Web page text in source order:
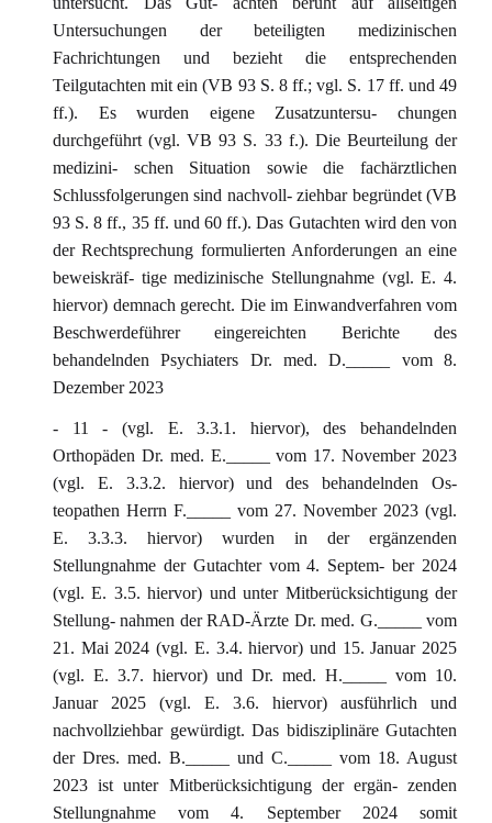
Untersuchungen der beteiligten medizinischen
Fachrichtungen und bezieht die entsprechenden
Teilgutachten mit ein (VB 93 S. 8 ff.; vgl. S. 17 ff. und 49
ff.). Es wurden eigene Zusatzuntersu- chungen
durchgeführt (vgl. VB 93 S. 33 f.). Die Beurteilung der
medizini- schen Situation sowie die fachärztlichen
Schlussfolgerungen sind nachvoll- ziehbar begründet (VB
93 S. 8 ff., 35 ff. und 60 ff.). Das Gutachten wird den von
der Rechtsprechung formulierten Anforderungen an eine
beweiskräf- tige medizinische Stellungnahme (vgl. E. 4.
hiervor) demnach gerecht. Die im Einwandverfahren vom
Beschwerdeführer eingereichten Berichte des
behandelnden Psychiaters Dr. med. D._____ vom 8.
Dezember 2023
- 11 - (vgl. E. 3.3.1. hiervor), des behandelnden
Orthopäden Dr. med. E._____ vom 17. November 2023
(vgl. E. 3.3.2. hiervor) und des behandelnden Os-
teopathen Herrn F._____ vom 27. November 2023 (vgl.
E. 3.3.3. hiervor) wurden in der ergänzenden
Stellungnahme der Gutachter vom 4. Septem- ber 2024
(vgl. E. 3.5. hiervor) und unter Mitberücksichtigung der
Stellung- nahmen der RAD-Ärzte Dr. med. G._____ vom
21. Mai 2024 (vgl. E. 3.4. hiervor) und 15. Januar 2025
(vgl. E. 3.7. hiervor) und Dr. med. H._____ vom 10.
Januar 2025 (vgl. E. 3.6. hiervor) ausführlich und
nachvollziehbar gewürdigt. Das bidisziplinäre Gutachten
der Dres. med. B._____ und C._____ vom 18. August
2023 ist unter Mitberücksichtigung der ergän- zenden
Stellungnahme vom 4. September 2024 somit